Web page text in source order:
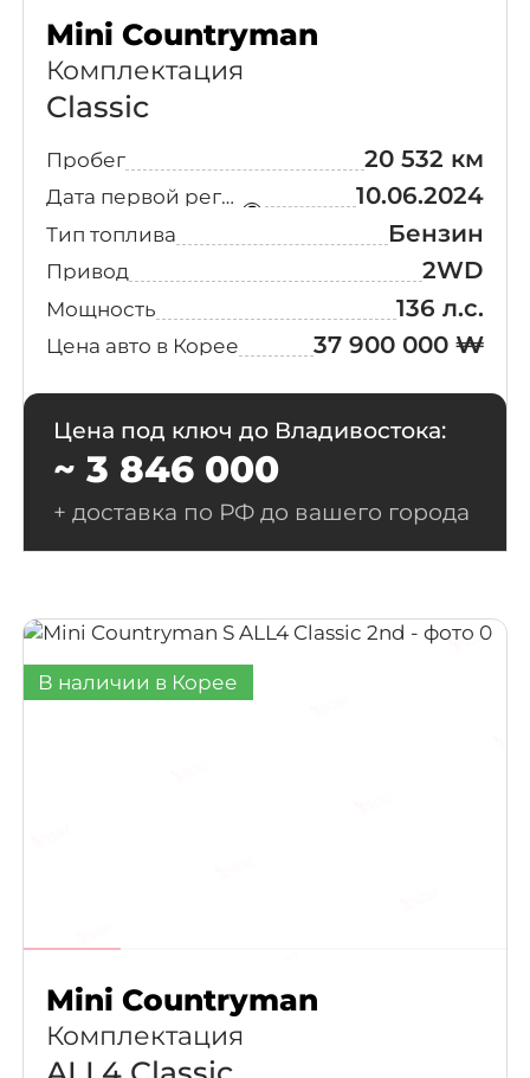
Mini Countryman
Комплектация
Classic
Пробег 20 532 км
Дата первой регистрации 10.06.2024
Тип топлива Бензин
Привод 2WD
Мощность 136 л.с.
Цена авто в Корее 37 900 000 ₩
Цена под ключ до Владивостока:
~ 3 846 000
+ доставка по РФ до вашего города
В наличии в Корее
Mini Countryman
Комплектация